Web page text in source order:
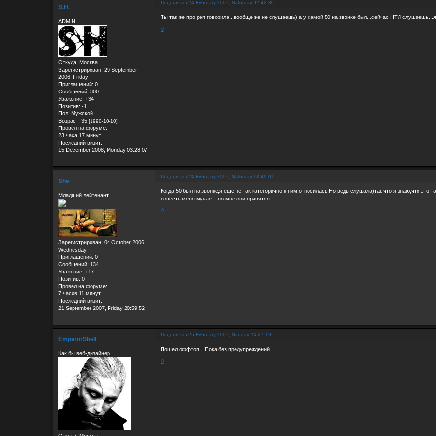
Поделиться24 February 2007, Saturday 02:42:30
S.H.
ADMIN
Откуда: Москва
Зарегистрирован: 29 September
2006, Friday
Приглашений: 0
Сообщений: 300
Уважение: +34
Позитив: -1
Пол: Мужской
Возраст: 35 [1990-10-10]
Провел на форуме:
23 часа 17 минут
Последний визит:
15 December 2008, Monday 03:28:07
Ты так же про рэп говорила...вообще же не слушаешь) а у самой 50 на звонке был...сейчас НТЛ слушаешь...я
0
Поделиться24 February 2007, Saturday 13:49:01
She
Младший лейтенант
Зарегистрирован: 04 October 2006,
Wednesday
Приглашений: 0
Сообщений: 134
Уважение: +17
Позитив: 0
Провел на форуме:
7 часов 11 минут
Последний визит:
21 September 2007, Friday 20:59:52
Когда 50 был на звонке,я еще не так категорично к ним относилась.Но ведь слушала)так что я знаю,что
совесть меня мучает...но мне они нравятся
0
Поделиться25 February 2007, Sunday 14:27:19
EmperorShell
Как бы веб-дизайнер
Пошел оффтоп... Пока без предупреждений.
0